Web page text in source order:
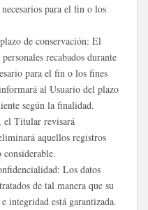
para el fin o los
de conservación: El
recabados durante
para el fin o los fines
al Usuario del plazo
según la finalidad.
el Titular revisará
aquellos registros
Los datos
de tal manera que su
integridad está garantizada.